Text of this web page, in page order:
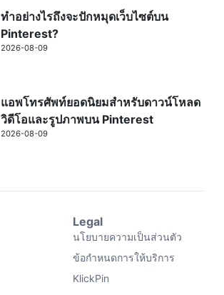
ทำอย่างไรถึงจะปักหมุดเว็บไซต์บน
Pinterest?
2026-08-09
แอพโทรศัพท์ยอดนิยมสำหรับดาวน์โหลด
วิดีโอและรูปภาพบน Pinterest
2026-08-09
Legal
นโยบายความเป็นส่วนตัว
ข้อกำหนดการให้บริการ
KlickPin